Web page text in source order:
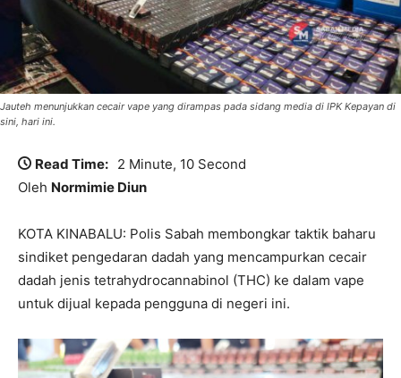
Jauteh menunjukkan cecair vape yang dirampas pada sidang media di IPK Kepayan di
sini, hari ini.
Read Time: 2 Minute, 10 Second
Oleh Normimie Diun
KOTA KINABALU: Polis Sabah membongkar taktik baharu
sindiket pengedaran dadah yang mencampurkan cecair
dadah jenis tetrahydrocannabinol (THC) ke dalam vape
untuk dijual kepada pengguna di negeri ini.